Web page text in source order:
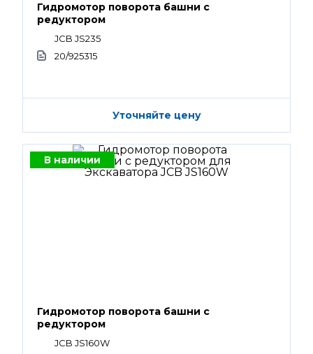
Гидромотор поворота башни с
редуктором
JCB JS235
20/925315
Уточняйте цену
В наличии
Гидромотор поворота башни с
редуктором
JCB JS160W